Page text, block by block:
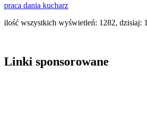
praca dania kucharz
ilość wszystkich wyświetleń: 1282, dzisiaj: 1
Linki sponsorowane